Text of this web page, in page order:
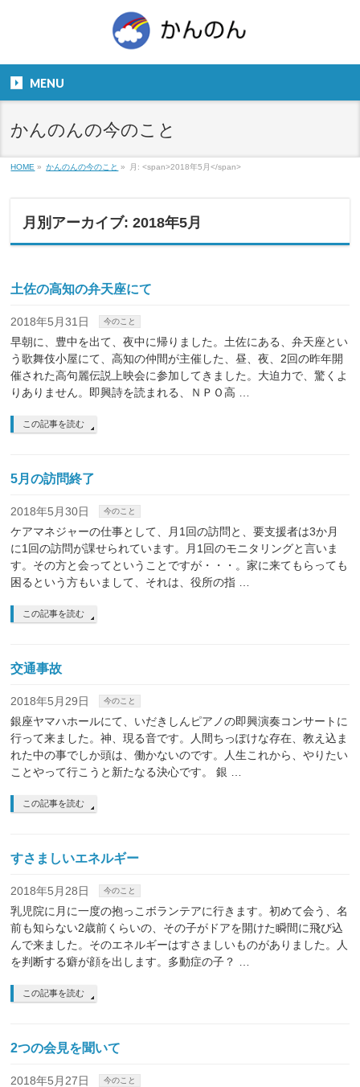
９：００～１８：００
MENU
かんのんの今のこと
HOME » かんのんの今のこと » 月: <span>2018年5月</span>
月別アーカイブ: 2018年5月
土佐の高知の弁天座にて
2018年5月31日 今のこと
早朝に、豊中を出て、夜中に帰りました。土佐にある、弁天座とい
う歌舞伎小屋にて、高知の仲間が主催した、昼、夜、2回の昨年開
催された高句麗伝説上映会に参加してきました。大迫力で、驚くよ
りありません。即興詩を読まれる、ＮＰＯ高 …
この記事を読む
5月の訪問終了
2018年5月30日 今のこと
ケアマネジャーの仕事として、月1回の訪問と、要支援者は3か月
に1回の訪問が課せられています。月1回のモニタリングと言いま
す。その方と会ってということですが・・・。家に来てもらっても
困るという方もいまして、それは、役所の指 …
この記事を読む
交通事故
2018年5月29日 今のこと
銀座ヤマハホールにて、いだきしんピアノの即興演奏コンサートに
行って来ました。神、現る音です。人間ちっぽけな存在、教え込ま
れた中の事でしか頭は、働かないのです。人生これから、やりたい
ことやって行こうと新たなる決心です。 銀 …
この記事を読む
すさましいエネルギー
2018年5月28日 今のこと
乳児院に月に一度の抱っこボランテアに行きます。初めて会う、名
前も知らない2歳前くらいの、その子がドアを開けた瞬間に飛び込
んで来ました。そのエネルギーはすさましいものがありました。人
を判断する癖が顔を出します。多動症の子？ …
この記事を読む
2つの会見を聞いて
2018年5月27日 今のこと